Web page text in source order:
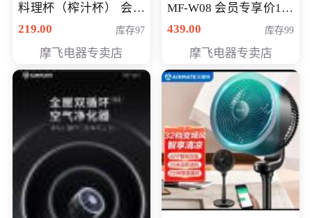
料理杯（榨汁杯） 会员
专享价118元
219.00 库存97
摩飞电器专卖店
MF-W08 会员专享价198
元
439.00 库存99
摩飞电器专卖店